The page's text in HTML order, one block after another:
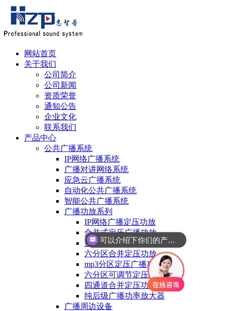
网站首页
关于我们
公司简介
公司新闻
资质荣誉
通知公告
企业文化
联系我们
产品中心
公共广播系统
IP网络广播系统
广播对讲网络系统
应急云广播系统
自动化公共广播系统
智能公共广播系统
广播功放系列
IP网络广播定压功放
合并式定压广播功放
蓝牙MP3合并定压功放
六分区合并定压功放
mp3分区定压广播功放
六分区可调节定压功放
四通道合并定压功放
纯后级广播功率放大器
广播周边设备